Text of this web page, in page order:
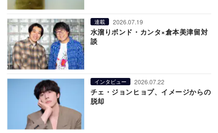
連載 2026.07.19
水溜りボンド・カンタ×倉本美津留対
談
インタビュー 2026.07.22
チェ・ジョンヒョプ、イメージからの
脱却